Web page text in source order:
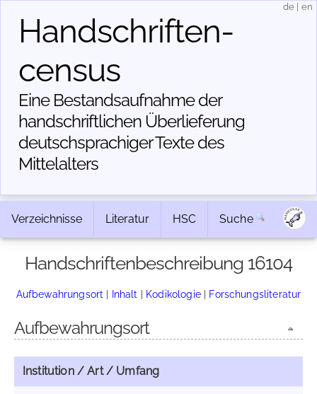
Handschriften­
census
Eine Bestandsaufnahme der
handschriftlichen Über­lieferung
deutschsprachiger Texte des
Mittelalters
de en
Verzeichnisse Literatur HSC Suche
Handschriftenbeschreibung 16104
Aufbewahrungsort | Inhalt | Kodikologie| Forschungsliteratur
Aufbewahrungsort
Institution / Art / Umfang